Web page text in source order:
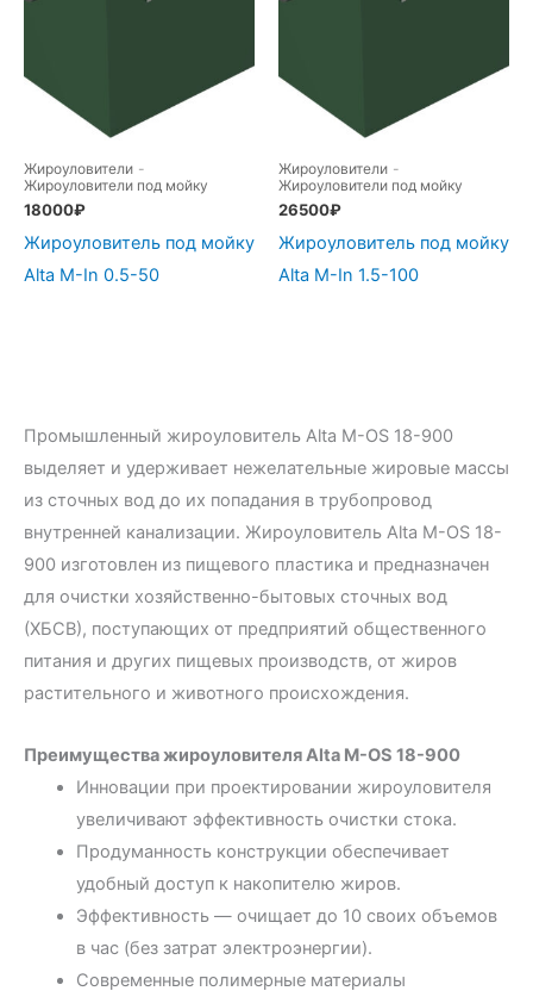
Жироуловители -
Жироуловители под мойку
18000₽
Жироуловитель под мойку
Alta M-In 0.5-50
Жироуловители -
Жироуловители под мойку
26500₽
Жироуловитель под мойку
Alta M-In 1.5-100
Промышленный жироуловитель Alta М-OS 18-900
выделяет и удерживает нежелательные жировые массы
из сточных вод до их попадания в трубопровод
внутренней канализации. Жироуловитель Alta М-OS 18-
900 изготовлен из пищевого пластика и предназначен
для очистки хозяйственно-бытовых сточных вод
(ХБСВ), поступающих от предприятий общественного
питания и других пищевых производств, от жиров
растительного и животного происхождения.
Преимущества жироуловителя Alta М-OS 18-900
Инновации при проектировании жироуловителя
увеличивают эффективность очистки стока.
Продуманность конструкции обеспечивает
удобный доступ к накопителю жиров.
Эффективность — очищает до 10 своих объемов
в час (без затрат электроэнергии).
Современные полимерные материалы